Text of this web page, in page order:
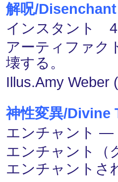
解呪/Disenchant
インスタント
アーティファク
壊する。
Illus.Amy Weber
神性変異/
エンチャント ―
エンチャント（
エンチャントさ